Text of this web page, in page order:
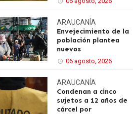
ARAUCANÍA
Envejecimiento de la
población plantea
nuevos
06 agosto, 2026
ARAUCANÍA
Condenan a cinco
sujetos a 12 años de
cárcel por